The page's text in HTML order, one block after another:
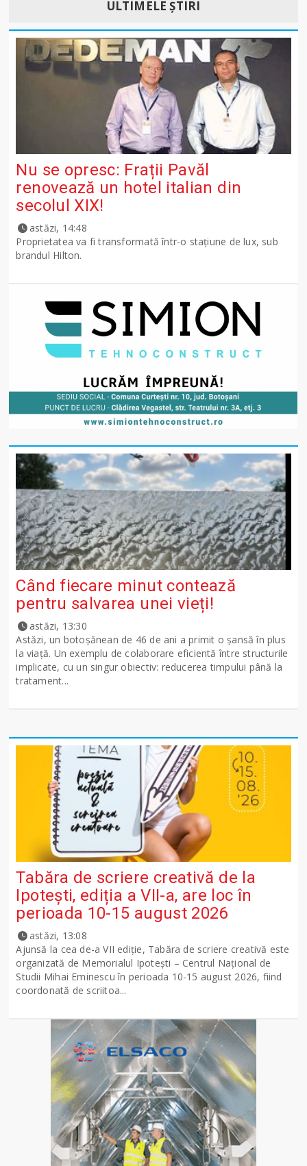
ULTIMELE ȘTIRI
Nu se opresc: Frații Pavăl
renovează un hotel italian din
secolul XIX!
astăzi, 14:48
Proprietatea va fi transformată într-o stațiune de lux, sub
brandul Hilton.
Când fiecare minut contează
pentru salvarea unei vieți!
astăzi, 13:30
Astăzi, un botoșănean de 46 de ani a primit o șansă în plus
la viață. Un exemplu de colaborare eficientă între structurile
implicate, cu un singur obiectiv: reducerea timpului până la
tratament...
Tabăra de scriere creativă de la
Ipotești, ediția a VII-a, are loc în
perioada 10-15 august 2026
astăzi, 13:08
Ajunsă la cea de-a VII ediție, Tabăra de scriere creativă este
organizată de Memorialul Ipotești – Centrul Național de
Studii Mihai Eminescu în perioada 10-15 august 2026, fiind
coordonată de scriitoa...